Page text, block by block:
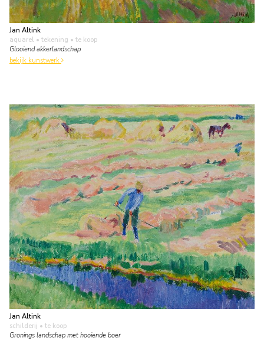
Jan Altink
aquarel • tekening • te koop
Glooiend akkerlandschap
bekijk kunstwerk
Jan Altink
schilderij • te koop
Gronings landschap met hooiende boer